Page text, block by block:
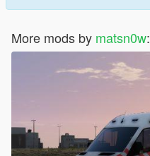
More mods by matsn0w: